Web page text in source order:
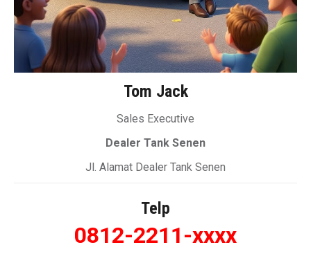
Tom Jack
Sales Executive
Dealer Tank Senen
Jl. Alamat Dealer Tank Senen
Telp
0812-2211-xxxx